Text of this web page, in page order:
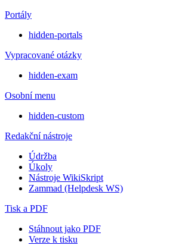
Portály
hidden-portals
Vypracované otázky
hidden-exam
Osobní menu
hidden-custom
Redakční nástroje
Údržba
Úkoly
Nástroje WikiSkript
Zammad (Helpdesk WS)
Tisk a PDF
Stáhnout jako PDF
Verze k tisku